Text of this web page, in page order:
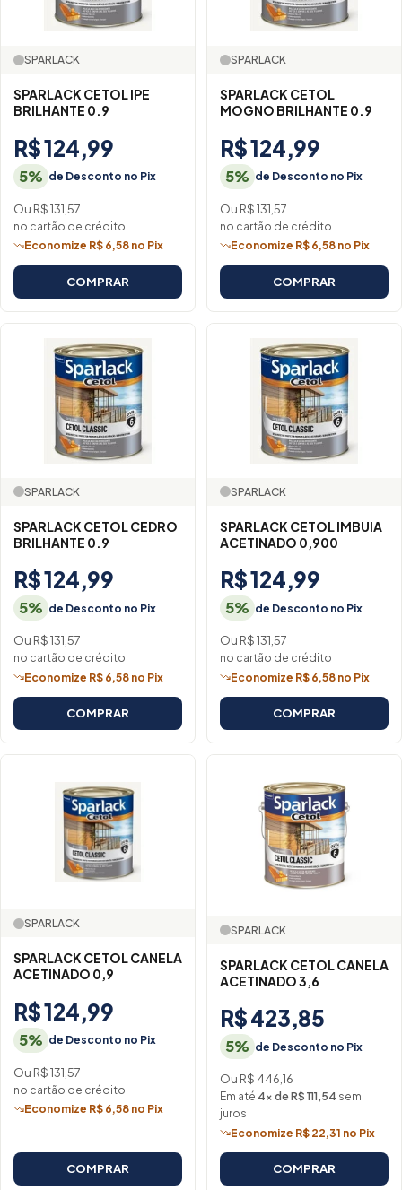
SPARLACK
SPARLACK CETOL IPE
BRILHANTE 0.9
R$ 124,99
5% de Desconto no Pix
Ou R$ 131,57
no cartão de crédito
Economize R$ 6,58 no Pix
COMPRAR
SPARLACK
SPARLACK CETOL
MOGNO BRILHANTE 0.9
R$ 124,99
5% de Desconto no Pix
Ou R$ 131,57
no cartão de crédito
Economize R$ 6,58 no Pix
COMPRAR
SPARLACK
SPARLACK CETOL CEDRO
BRILHANTE 0.9
R$ 124,99
5% de Desconto no Pix
Ou R$ 131,57
no cartão de crédito
Economize R$ 6,58 no Pix
COMPRAR
SPARLACK
SPARLACK CETOL IMBUIA
ACETINADO 0,900
R$ 124,99
5% de Desconto no Pix
Ou R$ 131,57
no cartão de crédito
Economize R$ 6,58 no Pix
COMPRAR
SPARLACK
SPARLACK CETOL CANELA
ACETINADO 0,9
R$ 124,99
5% de Desconto no Pix
Ou R$ 131,57
no cartão de crédito
Economize R$ 6,58 no Pix
COMPRAR
SPARLACK
SPARLACK CETOL CANELA
ACETINADO 3,6
R$ 423,85
5% de Desconto no Pix
Ou R$ 446,16
Em até 4× de R$ 111,54 sem
juros
Economize R$ 22,31 no Pix
COMPRAR